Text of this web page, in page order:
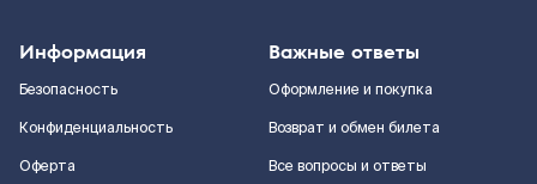
Информация
Безопасность
Конфиденциальность
Оферта
Важные ответы
Оформление и покупка
Возврат и обмен билета
Все вопросы и ответы